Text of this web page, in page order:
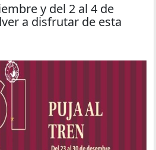
y del 2 al 4 de
a disfrutar de esta